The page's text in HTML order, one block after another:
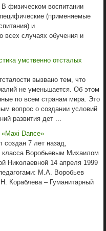
физическом воспитании
(применяемые
и
всех случаях обучения и
умственно отсталых
вызвано тем, что
не уменьшается. Об этом
по всем странам мира. Это
вопрос о создании условий
развития дет ...
«Maxi Dance»
7 лет назад,
класса Воробьевым Михаилом
Николаевной 14 апреля 1999
М.А. Воробьев
Кораблева – Гуманитарный